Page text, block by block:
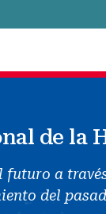
de la
futuro a
del